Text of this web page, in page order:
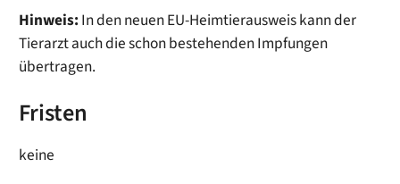
Hinweis: In den neuen EU-Heimtierausweis kann der
Tierarzt auch die schon bestehenden Impfungen
übertragen.
Fristen
keine